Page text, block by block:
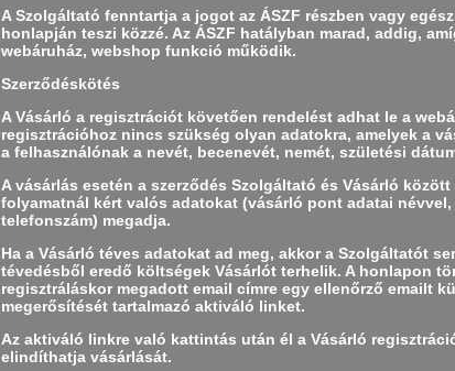
A Szolgáltató fenntartja a jogot az ÁSZF részben vagy
honlapján teszi közzé. Az ÁSZF hatályban marad, addig,
webáruház, webshop funkció működik.
Szerződéskötés
A Vásárló a regisztrációt követően rendelést adhat le a
regisztrációhoz nincs szükség olyan adatokra, amelyek a
a felhasználónak a nevét, becenevét, nemét, születési
A vásárlás esetén a szerződés Szolgáltató és Vásárló
folyamatnál kért valós adatokat (vásárló pont adatai
telefonszám) megadja.
Ha a Vásárló téves adatokat ad meg, akkor a Szolgáltatót
tévedésből eredő költségek Vásárlót terhelik. A honlapon
regisztráláskor megadott email címre egy ellenőrző emailt
megerősítését tartalmazó aktiváló linket.
Az aktiváló linkre való kattintás után él a Vásárló
elindíthatja vásárlását.